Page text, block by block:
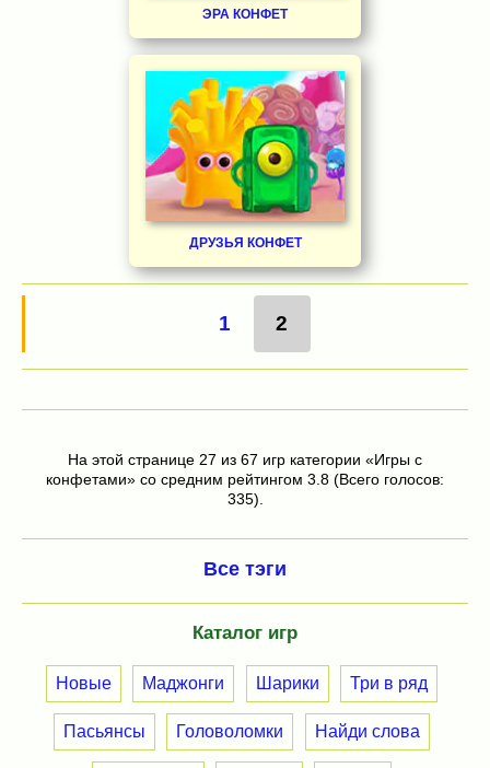
ЭРА КОНФЕТ
ДРУЗЬЯ КОНФЕТ
1 2
На этой странице 27 из 67 игр категории «Игры с
конфетами» со средним рейтингом 3.8 (Всего голосов:
335).
Все тэги
Каталог игр
Новые Маджонги Шарики Три в ряд
Пасьянсы Головоломки Найди слова